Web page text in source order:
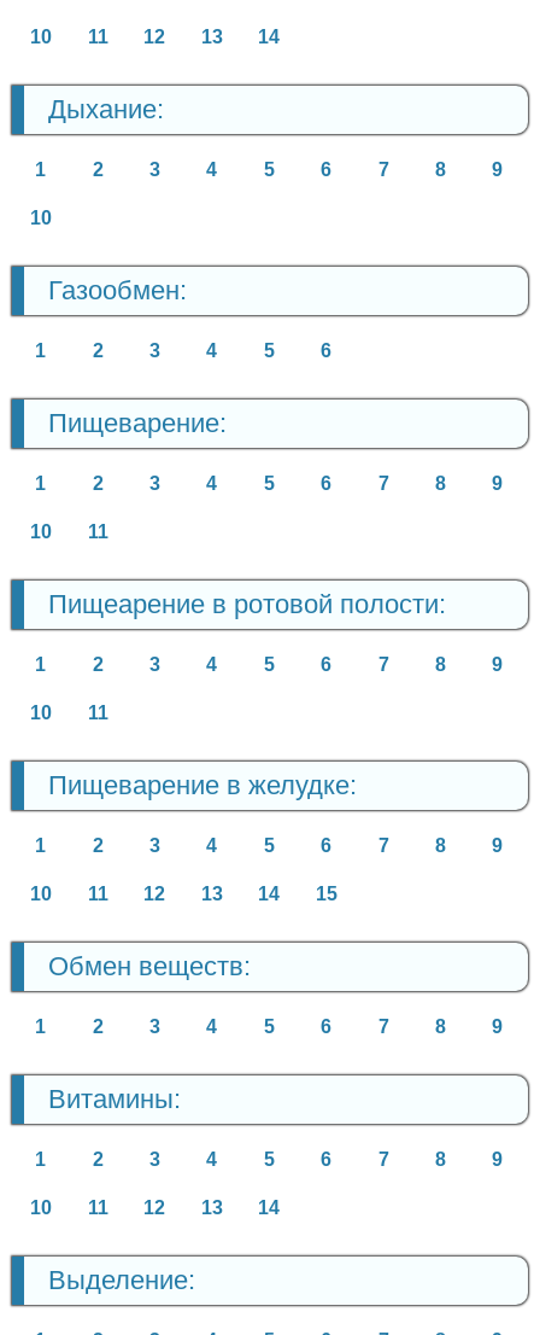
10 11 12 13 14
Дыхание:
1 2 3 4 5 6 7 8 9
10
Газообмен:
1 2 3 4 5 6
Пищеварение:
1 2 3 4 5 6 7 8 9
10 11
Пищеарение в ротовой полости:
1 2 3 4 5 6 7 8 9
10 11
Пищеварение в желудке:
1 2 3 4 5 6 7 8 9
10 11 12 13 14 15
Обмен веществ:
1 2 3 4 5 6 7 8 9
Витамины:
1 2 3 4 5 6 7 8 9
10 11 12 13 14
Выделение: